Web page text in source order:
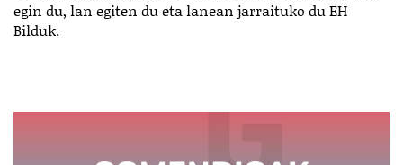
egin du, lan egiten du eta lanean jarraituko du EH
Bilduk.